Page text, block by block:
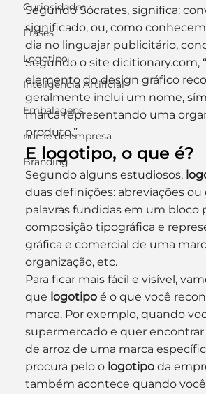
Curiosidades
Frases
Logotipo
Inteligência Artificial
Embalagens
nome de empresa
Branding
Segundo Sócrates, significa:
significado, ou, como
dia no linguajar publicitário,
Segundo o site dicitionary.com,
elemento do design gráfico
geralmente inclui um nome,
marca representando uma
produto.”
E logotipo, o que é?
Segundo alguns estudiosos,
duas definições: abreviações
palavras fundidas em um bloco
composição tipográfica e
gráfica e comercial de uma
organização, etc.
Para ficar mais fácil e visível,
que logotipo é o que você
marca. Por exemplo, quando
supermercado e quer
de arroz de uma marca
procura pelo o logotipo da
também acontece quando